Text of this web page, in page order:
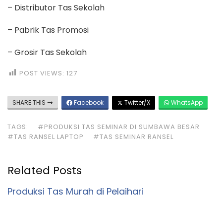
– Distributor Tas Sekolah
– Pabrik Tas Promosi
– Grosir Tas Sekolah
POST VIEWS: 127
SHARE THIS Facebook Twitter/X WhatsApp
TAGS:
#PRODUKSI TAS SEMINAR DI SUMBAWA BESAR
#TAS RANSEL LAPTOP
#TAS SEMINAR RANSEL
Related Posts
Produksi Tas Murah di Pelaihari